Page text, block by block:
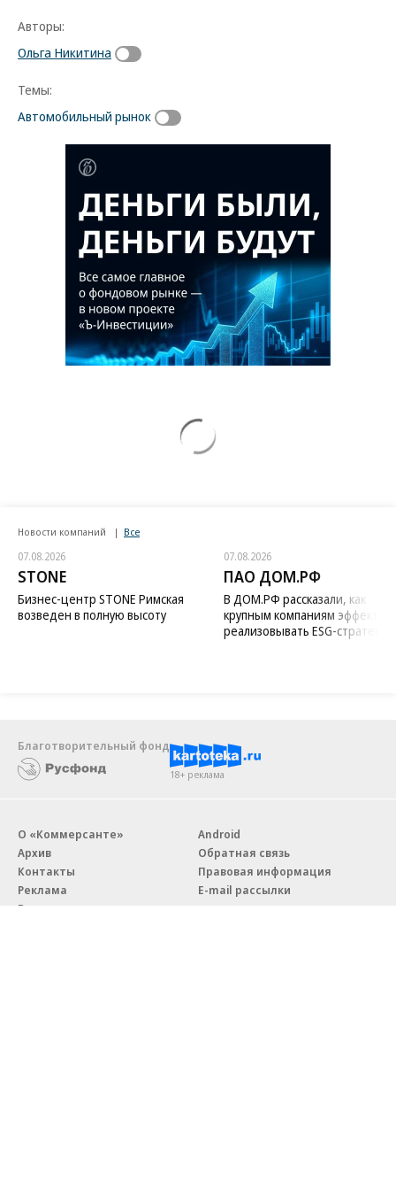
Авторы:
Ольга Никитина
Темы:
Автомобильный рынок
Новости компаний Все
07.08.2026
STONE
Бизнес-центр STONE Римская
возведен в полную высоту
07.08.2026
ПАО ДОМ.РФ
В ДОМ.РФ рассказали, как
крупным компаниям
реализовывать ESG-стратегию
Благотворительный фонд
18+ реклама
О «Коммерсанте»
Архив
Контакты
Реклама
Вакансии
Android
Обратная связь
Правовая информация
E-mail рассылки